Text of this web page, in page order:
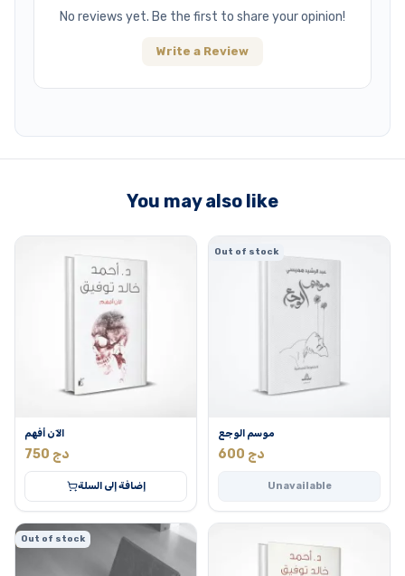
No reviews yet. Be the first to share your opinion!
Write a Review
You may also like
الآن أفهم
750 دج
إضافة إلى السلة
Out of stock
موسم الوجع
600 دج
Unavailable
-48% MAX
Out of stock